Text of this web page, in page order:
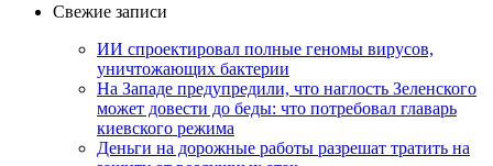
Свежие записи
ИИ спроектировал полные геномы вирусов,
уничтожающих бактерии
На Западе предупредили, что наглость Зеленского
может довести до беды: что потребовал главарь
киевского режима
Деньги на дорожные работы разрешат тратить на